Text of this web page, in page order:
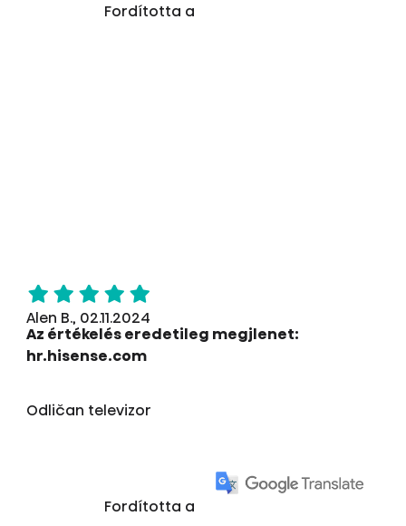
Fordította a
Alen B., 02.11.2024
Az értékelés eredetileg megjlenet:
hr.hisense.com
Odličan televizor
Fordította a